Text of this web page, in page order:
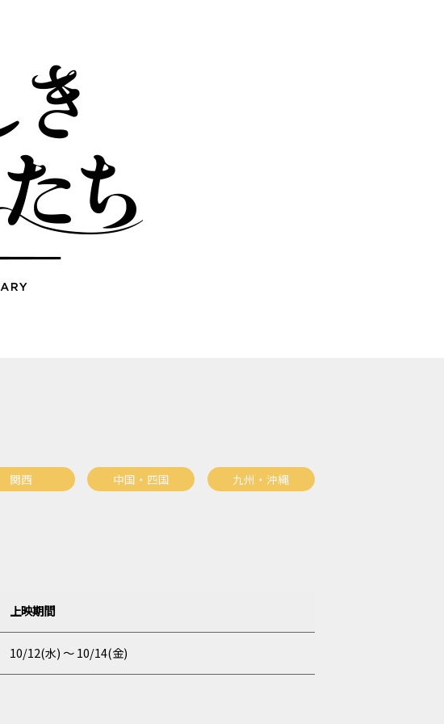
関西 中国・四国 九州・沖縄
上映期間
10/12(水) 〜 10/14(金)